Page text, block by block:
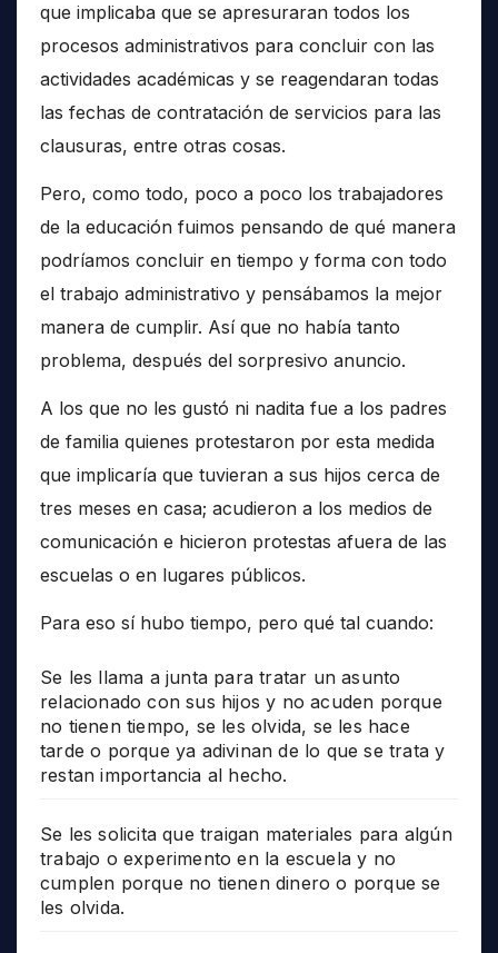
que implicaba que se apresuraran todos los
procesos administrativos para concluir con las
actividades académicas y se reagendaran todas
las fechas de contratación de servicios para las
clausuras, entre otras cosas.
Pero, como todo, poco a poco los trabajadores
de la educación fuimos pensando de qué manera
podríamos concluir en tiempo y forma con todo
el trabajo administrativo y pensábamos la mejor
manera de cumplir. Así que no había tanto
problema, después del sorpresivo anuncio.
A los que no les gustó ni nadita fue a los padres
de familia quienes protestaron por esta medida
que implicaría que tuvieran a sus hijos cerca de
tres meses en casa; acudieron a los medios de
comunicación e hicieron protestas afuera de las
escuelas o en lugares públicos.
Para eso sí hubo tiempo, pero qué tal cuando:
Se les llama a junta para tratar un asunto
relacionado con sus hijos y no acuden porque
no tienen tiempo, se les olvida, se les hace
tarde o porque ya adivinan de lo que se trata y
restan importancia al hecho.
Se les solicita que traigan materiales para algún
trabajo o experimento en la escuela y no
cumplen porque no tienen dinero o porque se
les olvida.